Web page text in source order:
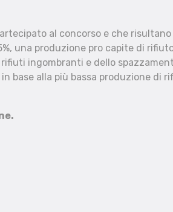
al concorso e che risultano
una produzione pro capite di
ingombranti e dello
base alla più bassa produzione di